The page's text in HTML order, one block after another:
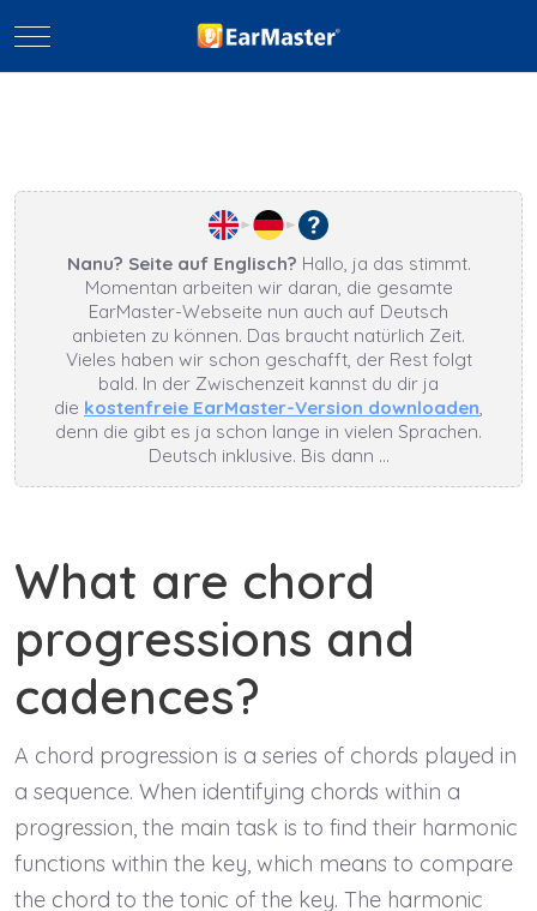
Mobile Menu Toggle
Nanu? Seite auf Englisch? Hallo, ja das stimmt.
Momentan arbeiten wir daran, die gesamte
EarMaster-Webseite nun auch auf Deutsch
anbieten zu können. Das braucht natürlich Zeit.
Vieles haben wir schon geschafft, der Rest folgt
bald. In der Zwischenzeit kannst du dir ja
die kostenfreie EarMaster-Version downloaden,
denn die gibt es ja schon lange in vielen Sprachen.
Deutsch inklusive. Bis dann …
What are chord
progressions and
cadences?
A chord progression is a series of chords played in
a sequence. When identifying chords within a
progression, the main task is to find their harmonic
functions within the key, which means to compare
the chord to the tonic of the key. The harmonic